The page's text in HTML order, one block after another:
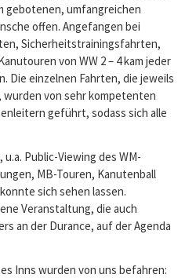
gebotenen, umfangreichen
offen. Angefangen bei
Sicherheitstrainingsfahrten,
von WW 2 – 4 kam jeder
Die einzelnen Fahrten, die jeweils
wurden von sehr kompetenten
geführt, sodass sich alle
Public-Viewing des WM-
MB-Touren, Kanutenball
sich sehen lassen.
Veranstaltung, die auch
an der Durance, auf der Agenda
Inns wurden von uns befahren: